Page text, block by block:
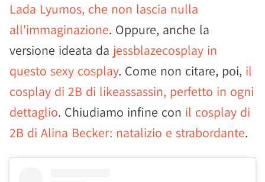
Lada Lyumos, che non lascia nulla
all'immaginazione. Oppure, anche la
versione ideata da jessblazecosplay in
questo sexy cosplay. Come non citare, poi, il
cosplay di 2B di likeassassin, perfetto in ogni
dettaglio. Chiudiamo infine con il cosplay di
2B di Alina Becker: natalizio e strabordante.